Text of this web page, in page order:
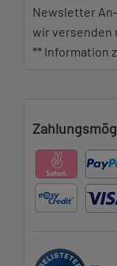
Newsletter
wir versenden
** Information